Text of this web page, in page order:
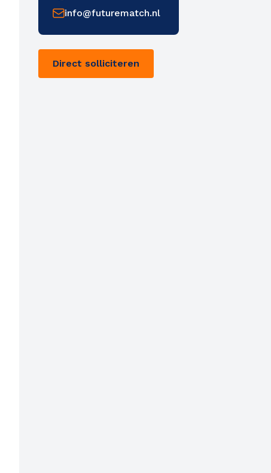
info@futurematch.nl
Direct solliciteren